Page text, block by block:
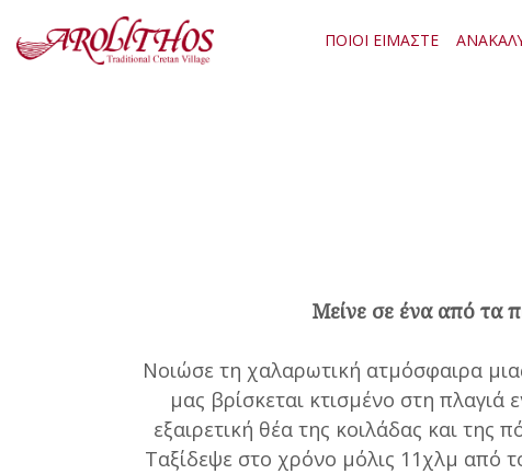
ΠΟΙΟΙ ΕΙΜΑΣΤΕ
Μείνε σε ένα από τα
Νοιώσε τη χαλαρωτική ατμόσφαιρα
μας βρίσκεται κτισμένο στη
εξαιρετική θέα της κοιλάδας και
Ταξίδεψε στο χρόνο μόλις 11χλμ από